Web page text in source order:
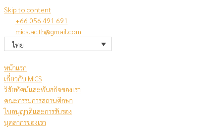
Skip to content
+66 056 491 691
mics.ac.th@gmail.com
ไทย
หน้าแรก
เกี่ยวกับ MICS
วิสัยทัศน์และพันธกิจของเรา
คณะกรรมการสถานศึกษา
ใบอนุญาติและการรับรอง
บุคลากรของเรา